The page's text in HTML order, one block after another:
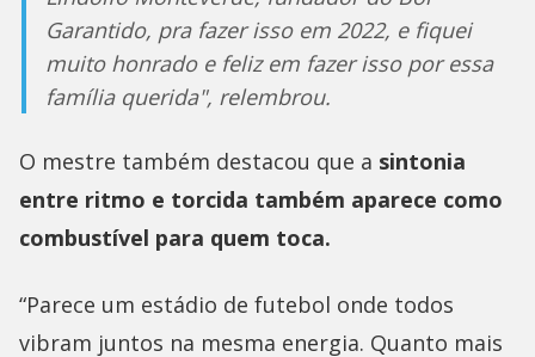
Garantido, pra fazer isso em 2022, e fiquei
muito honrado e feliz em fazer isso por essa
família querida", relembrou.
O mestre também destacou que a sintonia
entre ritmo e torcida também aparece como
combustível para quem toca.
“Parece um estádio de futebol onde todos
vibram juntos na mesma energia. Quanto mais